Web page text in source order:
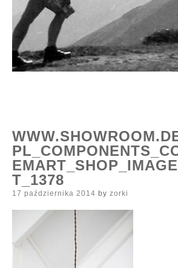
T_1378
Posted
17 października 2014 by zorki